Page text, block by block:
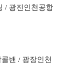
/ 광진인천공항
밴 / 광장인천